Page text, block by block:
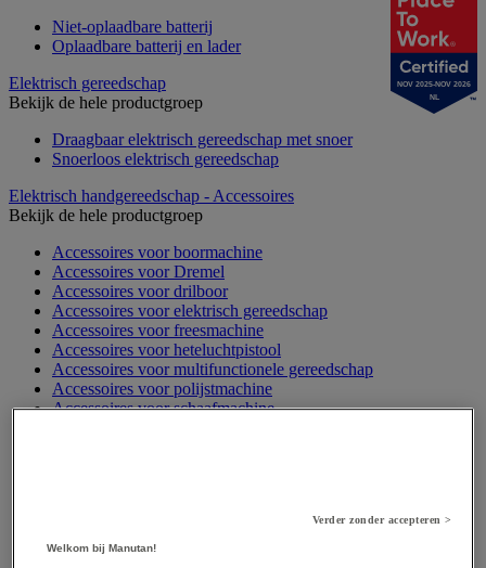
Niet-oplaadbare batterij
Oplaadbare batterij en lader
Elektrisch gereedschap
Bekijk de hele productgroep
Draagbaar elektrisch gereedschap met snoer
Snoerloos elektrisch gereedschap
Elektrisch handgereedschap - Accessoires
Bekijk de hele productgroep
Accessoires voor boormachine
Accessoires voor Dremel
Accessoires voor drilboor
Accessoires voor elektrisch gereedschap
Accessoires voor freesmachine
Accessoires voor heteluchtpistool
Accessoires voor multifunctionele gereedschap
Accessoires voor polijstmachine
Accessoires voor schaafmachine
Accessoires voor zaag
NOV 2025-NOV 2026
NL
Verder zonder accepteren >
Welkom bij Manutan!